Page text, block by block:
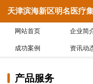
天津滨海新区明名医疗
网站首页 企业简
成功案例 资讯动
产品服务